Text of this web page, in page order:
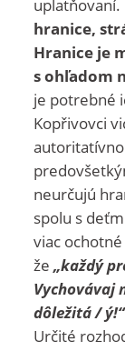
hranice,
Hranice je
s ohľadom
je potrebné
Kopřivovci
neurčujú
spolu s
viac
že „každý
Vychovávaj
dôležitá / ý!“
Určité